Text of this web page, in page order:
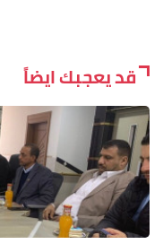
قد يعجبك ايضاً